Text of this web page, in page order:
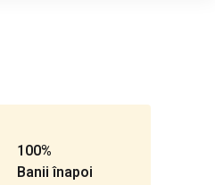
100%
Banii înapoi